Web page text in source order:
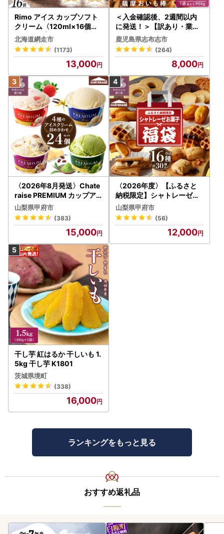
Rimo アイス カップソフト
クリーム〈120ml×16個〉
ABA002 | アイス
北海道網走市
(1173)
13,000
＜入金確認後、2週間以内
に発送！＞【訳あり・業務
用】薩摩おいも棒セット 計
1.8kg(900g×2袋) p8-142
-2w
鹿児島県志布志市
(264)
8,000
〈2026年8月発送〉Chate
raise PREMIUM カップア
イス 詰合せ 4種 24個 アイ
ス
山梨県甲府市
(383)
15,000
〈2026年度〉【ふるさと
納税限定】シャトレーゼ人
気お菓子勢ぞろい!! お菓子
福箱 シャトレーゼ
山梨県甲府市
(56)
12,000
干し芋 紅はるか 干しいも 1.
5kg 干し芋 K1801
茨城県境町
(338)
16,000
ランキングをもっと見る
おすすめ返礼品